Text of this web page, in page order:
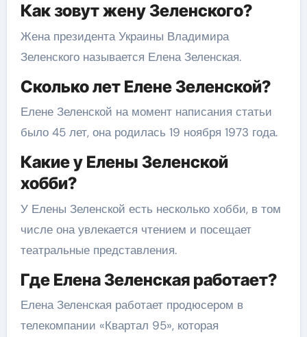
Как зовут жену Зеленского?
Жена президента Украины Владимира
Зеленского называется Елена Зеленская.
Сколько лет Елене Зеленской?
Елене Зеленской на момент написания статьи
было 45 лет, она родилась 19 ноября 1973 года.
Какие у Елены Зеленской
хобби?
У Елены Зеленской есть несколько хобби, в том
числе она увлекается чтением и посещает
театральные представления.
Где Елена Зеленская работает?
Елена Зеленская работает продюсером в
телекомпании «Квартал 95», которая